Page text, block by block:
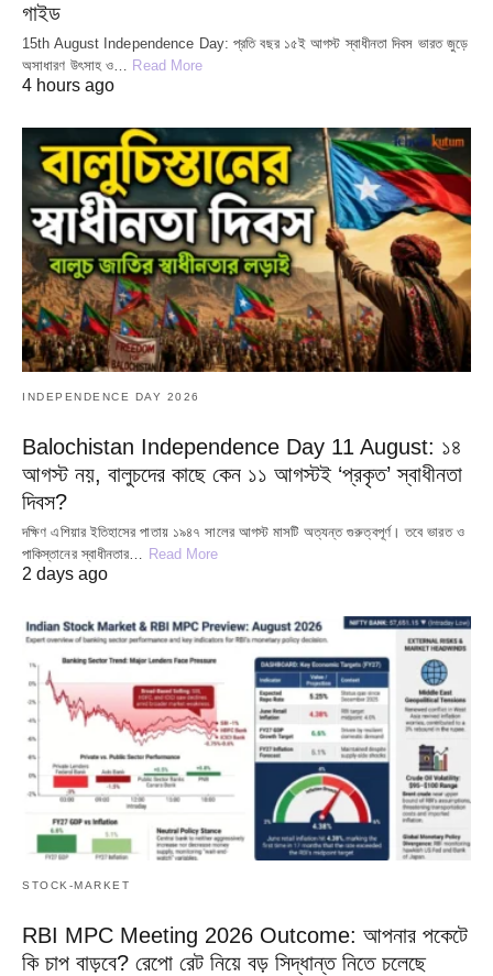
গাইড
15th August Independence Day: প্রতি বছর ১৫ই আগস্ট স্বাধীনতা দিবস ভারত জুড়ে
অসাধারণ উৎসাহ ও… Read More
4 hours ago
INDEPENDENCE DAY 2026
Balochistan Independence Day 11 August: ১৪
আগস্ট নয়, বালুচদের কাছে কেন ১১ আগস্টই ‘প্রকৃত’ স্বাধীনতা
দিবস?
দক্ষিণ এশিয়ার ইতিহাসের পাতায় ১৯৪৭ সালের আগস্ট মাসটি অত্যন্ত গুরুত্বপূর্ণ। তবে ভারত ও
পাকিস্তানের স্বাধীনতার…
Read More
2 days ago
STOCK-MARKET
RBI MPC Meeting 2026 Outcome: আপনার পকেটে
কি চাপ বাড়বে? রেপো রেট নিয়ে বড় সিদ্ধান্ত নিতে চলেছে